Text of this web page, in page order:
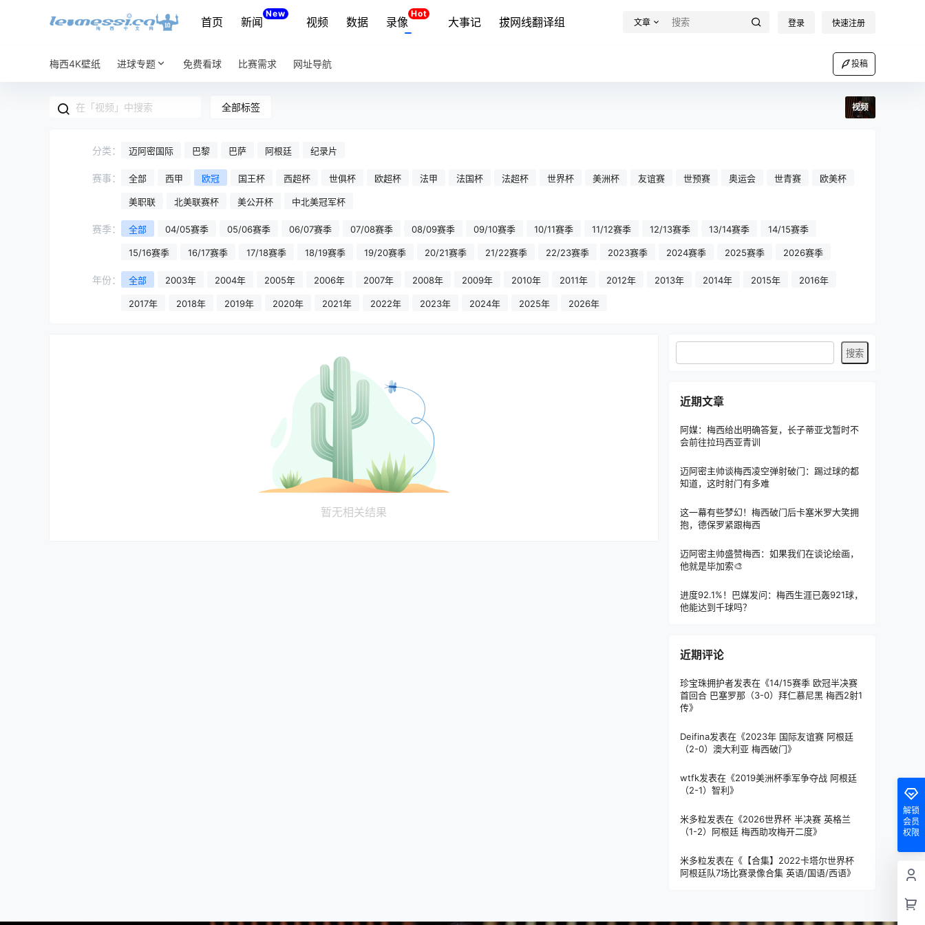
首页 新闻
New
视频 数据 录像
Hot
大事记 拔网线翻译组 文章 登录 快速注册
梅西4K壁纸 进球专题 免费看球 比赛需求 网址导航 投稿
全部标签 视频
分类： 迈阿密国际 巴黎 巴萨 阿根廷 纪录片
赛事： 全部 西甲 欧冠 国王杯 西超杯 世俱杯 欧超杯 法甲 法国杯 法超杯 世界杯 美洲杯 友谊赛 世预赛 奥运会 世青赛 欧美杯
美职联 北美联赛杯 美公开杯 中北美冠军杯
赛季： 全部 04/05赛季 05/06赛季 06/07赛季 07/08赛季 08/09赛季 09/10赛季 10/11赛季 11/12赛季 12/13赛季 13/14赛季 14/15赛季
15/16赛季 16/17赛季 17/18赛季 18/19赛季 19/20赛季 20/21赛季 21/22赛季 22/23赛季 2023赛季 2024赛季 2025赛季 2026赛季
年份： 全部 2003年 2004年 2005年 2006年 2007年 2008年 2009年 2010年 2011年 2012年 2013年 2014年 2015年 2016年
2017年 2018年 2019年 2020年 2021年 2022年 2023年 2024年 2025年 2026年
暂无相关结果
近期文章
阿媒：梅西给出明确答复，长子蒂亚戈暂时不
会前往拉玛西亚青训
迈阿密主帅谈梅西凌空弹射破门：踢过球的都
知道，这时射门有多难
这一幕有些梦幻！梅西破门后卡塞米罗大笑拥
抱，德保罗紧跟梅西
迈阿密主帅盛赞梅西：如果我们在谈论绘画，
他就是毕加索🎨
进度92.1%！巴媒发问：梅西生涯已轰921球，
他能达到千球吗？
近期评论
珍宝珠拥护者发表在《14/15赛季 欧冠半决赛
首回合 巴塞罗那（3-0）拜仁慕尼黑 梅西2射1
传》
Deifina发表在《2023年 国际友谊赛 阿根廷
（2-0）澳大利亚 梅西破门》
wtfk发表在《2019美洲杯季军争夺战 阿根廷
（2-1）智利》
米多粒发表在《2026世界杯 半决赛 英格兰
（1-2）阿根廷 梅西助攻梅开二度》
米多粒发表在《 【合集】2022卡塔尔世界杯
阿根廷队7场比赛录像合集 英语/国语/西语》
公告
2022-4-17 3:31:20
解锁
会员
权限